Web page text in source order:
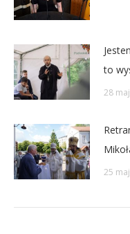
to
28
25